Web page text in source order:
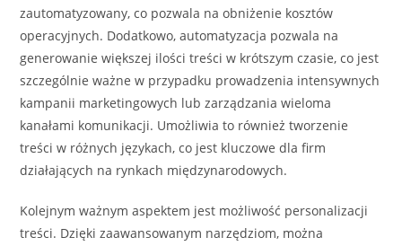
zautomatyzowany, co pozwala na obniżenie kosztów
operacyjnych. Dodatkowo, automatyzacja pozwala na
generowanie większej ilości treści w krótszym czasie, co jest
szczególnie ważne w przypadku prowadzenia intensywnych
kampanii marketingowych lub zarządzania wieloma
kanałami komunikacji. Umożliwia to również tworzenie
treści w różnych językach, co jest kluczowe dla firm
działających na rynkach międzynarodowych.
Kolejnym ważnym aspektem jest możliwość personalizacji
treści. Dzięki zaawansowanym narzędziom, można